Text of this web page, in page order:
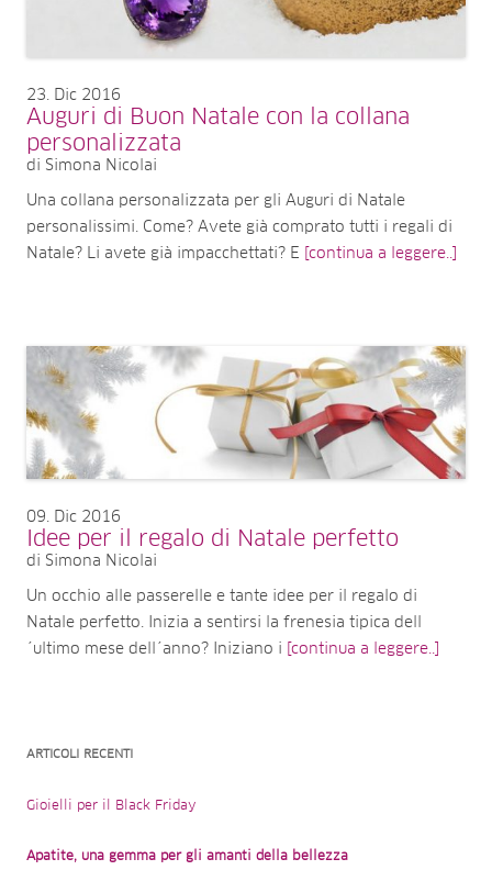
23 Dic 2016
Auguri di Buon Natale con la collana
personalizzata
di Simona Nicolai
Una collana personalizzata per gli Auguri di Natale
personalissimi. Come? Avete già comprato tutti i regali di
Natale? Li avete già impacchettati? E
[continua a leggere..]
09 Dic 2016
Idee per il regalo di Natale perfetto
di Simona Nicolai
Un occhio alle passerelle e tante idee per il regalo di
Natale perfetto. Inizia a sentirsi la frenesia tipica dell
´ultimo mese dell´anno? Iniziano i
[continua a leggere..]
ARTICOLI RECENTI
Gioielli per il Black Friday
Apatite, una gemma per gli amanti della bellezza